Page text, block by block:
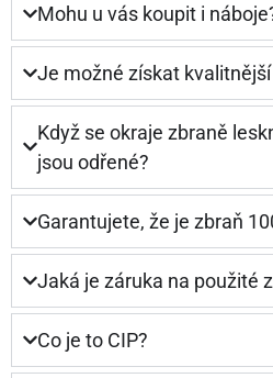
Mohu u vás koupit i
Je možné získat
Když se okraje zbraně
jsou odřené?
Garantujete, že je zbraň
Jaká je záruka na použité
Co je to CIP?